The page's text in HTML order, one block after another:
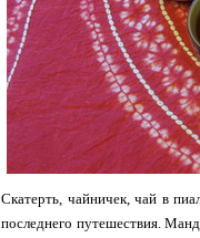
Скатерть, чайничек, чай в
последнего путешествия.